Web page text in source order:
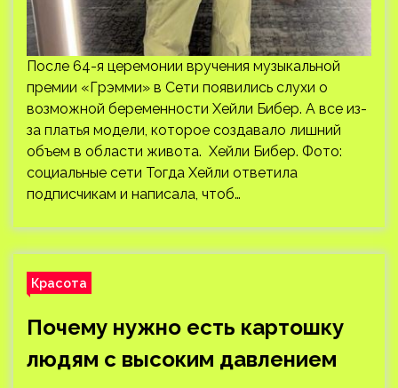
После 64-я церемонии вручения музыкальной
премии «Грэмми» в Сети появились слухи о
возможной беременности Хейли Бибер. А все из-
за платья модели, которое создавало лишний
объем в области живота. Хейли Бибер. Фото:
социальные сети Тогда Хейли ответила
подписчикам и написала, чтоб…
Красота
Почему нужно есть картошку
людям с высоким давлением